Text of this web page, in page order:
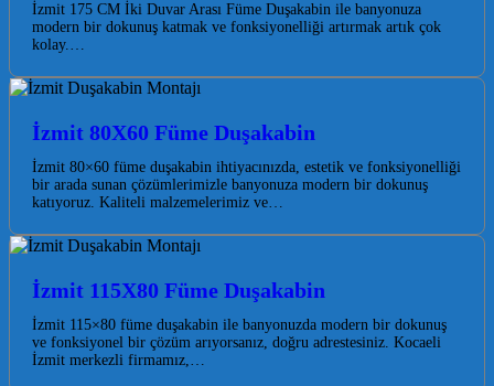
İzmit 175 CM İki Duvar Arası Füme Duşakabin ile banyonuza
modern bir dokunuş katmak ve fonksiyonelliği artırmak artık çok
kolay.…
İzmit 80X60 Füme Duşakabin
İzmit 80×60 füme duşakabin ihtiyacınızda, estetik ve fonksiyonelliği
bir arada sunan çözümlerimizle banyonuza modern bir dokunuş
katıyoruz. Kaliteli malzemelerimiz ve…
İzmit 115X80 Füme Duşakabin
İzmit 115×80 füme duşakabin ile banyonuzda modern bir dokunuş
ve fonksiyonel bir çözüm arıyorsanız, doğru adrestesiniz. Kocaeli
İzmit merkezli firmamız,…